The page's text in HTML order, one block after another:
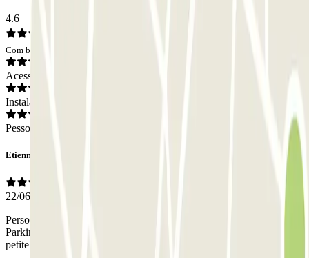
4.6
Com base em 6 opiniões
Acesso
Instalações
Pessoal
Etienne
22/06/2026
Personne très agréable au téléphone et réponse simple et efficace.
Parking très propre et bien bien signalé malgré son accès dans une
petite rue.